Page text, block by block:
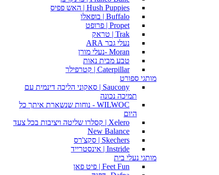
Hush Puppies | האש פפיס
Buffalo | בופאלו
Propet | פרופט
Trak | טראק
נעלי גבר ARA
Moran -נעלי מורן
טבע מבית נאות
Caterpillar | קטרפילר
מותגי ספורט
Saucony | סאקוני הליכה דינמית עם
תמיכה נכונה
WILWOC - נוחות שנשארת איתך כל
היום
Xelero | קסלרו שליטה ויציבות בכל צעד
New Balance
Skechers | סקצ'רס
Instride | אינסטרייד
מותגי נעלי בית
Feet Fun | פיט פאן